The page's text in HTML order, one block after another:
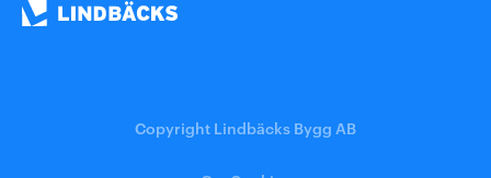
Copyright Lindbäcks Bygg AB